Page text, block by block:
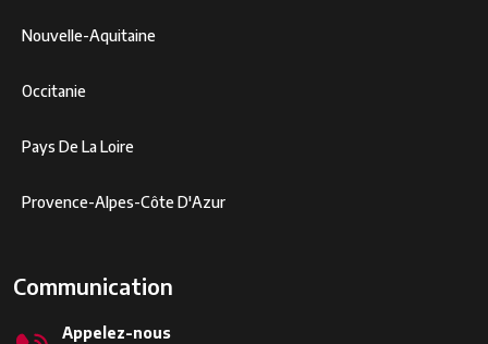
Nouvelle-Aquitaine
Occitanie
Pays De La Loire
Provence-Alpes-Côte D'Azur
Communication
Appelez-nous